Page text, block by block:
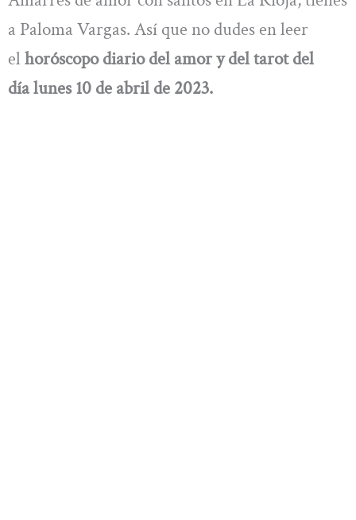
a Paloma Vargas. Así que no dudes en leer
el horóscopo diario del amor y del tarot del
día lunes 10 de abril de 2023.